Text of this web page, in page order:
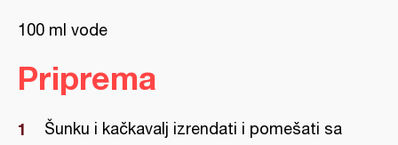
100 ml vode
Priprema
Šunku i kačkavalj izrendati i pomešati sa